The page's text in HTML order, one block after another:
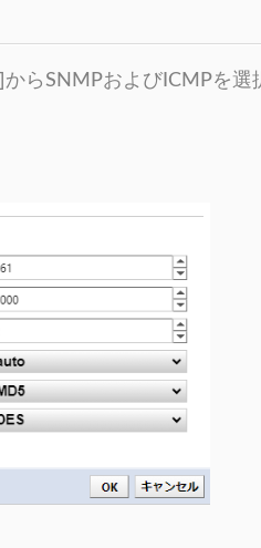
らSNMPおよびICMPを選